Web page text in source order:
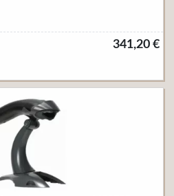
341,20 €